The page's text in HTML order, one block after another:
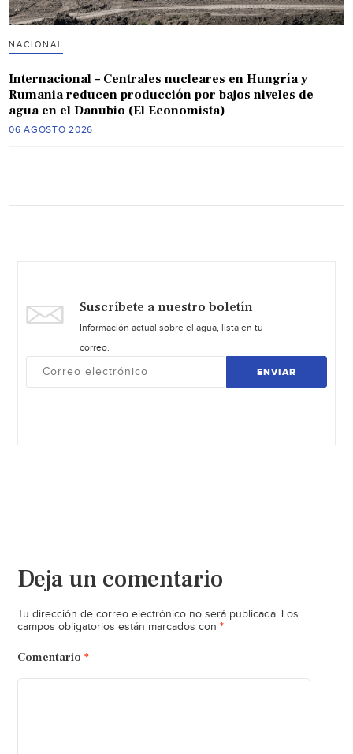
NACIONAL
Internacional – Centrales nucleares en Hungría y
Rumania reducen producción por bajos niveles de
agua en el Danubio (El Economista)
06 AGOSTO 2026
Suscríbete a nuestro boletín
Información actual sobre el agua, lista en tu
correo.
ENVIAR
Deja un comentario
Tu dirección de correo electrónico no será publicada. Los
campos obligatorios están marcados con *
Comentario *